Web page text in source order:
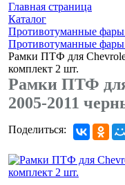
Главная страница
Каталог
Противотуманные
Противотуманные
Рамки ПТФ для
комплект 2 шт.
Рамки ПТФ
2005-2011
Поделиться: